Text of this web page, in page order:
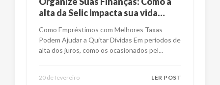
alta da Selic impacta sua vida
Como Empréstimos com Melhores Taxas
Podem Ajudar a Quitar Dívidas Em períodos de
alta dos juros, como os ocasionados pel...
20 de fevereiro LER POST